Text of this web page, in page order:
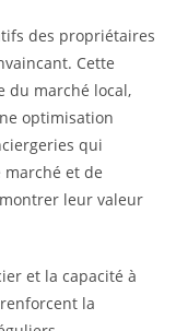
des propriétaires
Cette
du marché local,
optimisation
qui
marché et de
leur valeur
et la capacité à
la